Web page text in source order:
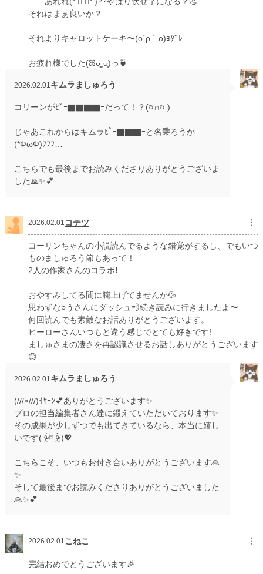
それはまぁ良いか？
それよりキャロットケーキ〜(o´ρ｀o)ｮﾀﾞﾚ…
お疲れ様でした(ꕤᴗ͈ˬᴗ͈)っ🍵
2026.02.01 キムラましゅろう
コリーンがﾋﾟｰ▇▇▇▇ｰだって！？(𖠶∩𖠶 )
じゃあこれからはキムラﾋﾟｰ▇▇▇ｰと名乗ろうか
(*ФωФ)ﾌﾌﾌ…
こちらでも最後までお読みくださりありがとうございま
した🙏✨💕
2026.02.01 コテツ ︙
コーリンちゃんの小説読んでるような錯覚がするし、でもいつ
ものましゅろう節もあって！
2人の作家さんのコラボ❗️
おやすみしてる間に腕上げてませんか💦
思わずな○うさんにダッシュ💨続き読みに行きましたよ〜
何回読んでも素敵なお話ありがとうございます。
ヒーローさんいつもと違う感じでとても好きです!
ましゅさまの凄さを再認識させるお話しありがとうございます
😊
2026.02.01 キムラましゅろう
(///×///)ｲﾔｰﾝ💕ありがとうございます✨
プロの担当編集者さん達に鍛えていただいております✨
その成果が少しずつでも出てきているなら、本当に嬉し
いです( ᵒ̴̶̷̥́ ⌑ ᵒ̴̶̷̣̥̀ )💖
こちらこそ、いつもお付き合いありがとうございます🙏
✨
そして最後までお読みくださりありがとうございました
🙏✨💕
2026.02.01こねこ ︙
完結おめでとうございます🎉